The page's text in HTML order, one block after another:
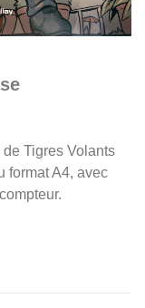
Tigres Volants
format A4, avec